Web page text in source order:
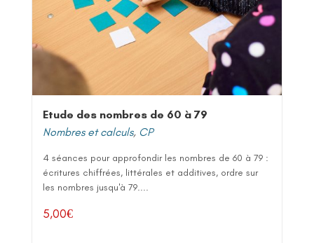
Etude des nombres de 60 à 79
Nombres et calculs, CP
4 séances pour approfondir les nombres de 60 à 79 :
écritures chiffrées, littérales et additives, ordre sur
les nombres jusqu'à 79....
5,00€